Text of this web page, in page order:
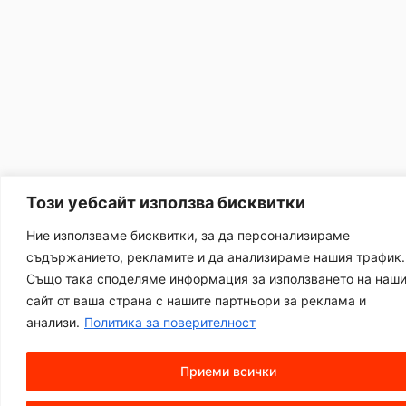
Този уебсайт използва бисквитки
Ние използваме бисквитки, за да персонализираме
съдържанието, рекламите и да анализираме нашия трафик.
Също така споделяме информация за използването на
сайт от ваша страна с нашите партньори за реклама и
анализи. Политика за поверителност
Приеми всички